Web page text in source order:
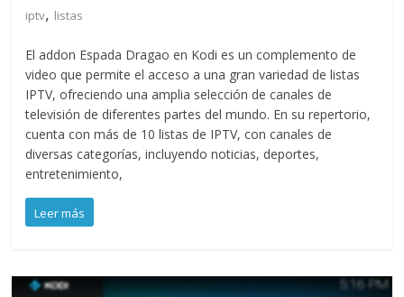
iptv, listas
El addon Espada Dragao en Kodi es un complemento de
video que permite el acceso a una gran variedad de listas
IPTV, ofreciendo una amplia selección de canales de
televisión de diferentes partes del mundo. En su repertorio,
cuenta con más de 10 listas de IPTV, con canales de
diversas categorías, incluyendo noticias, deportes,
entretenimiento,
Leer más